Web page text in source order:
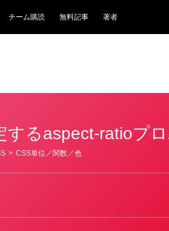
チーム購読 無料記事 著者
するaspect-ratioプ
> CSS単位／関数／色